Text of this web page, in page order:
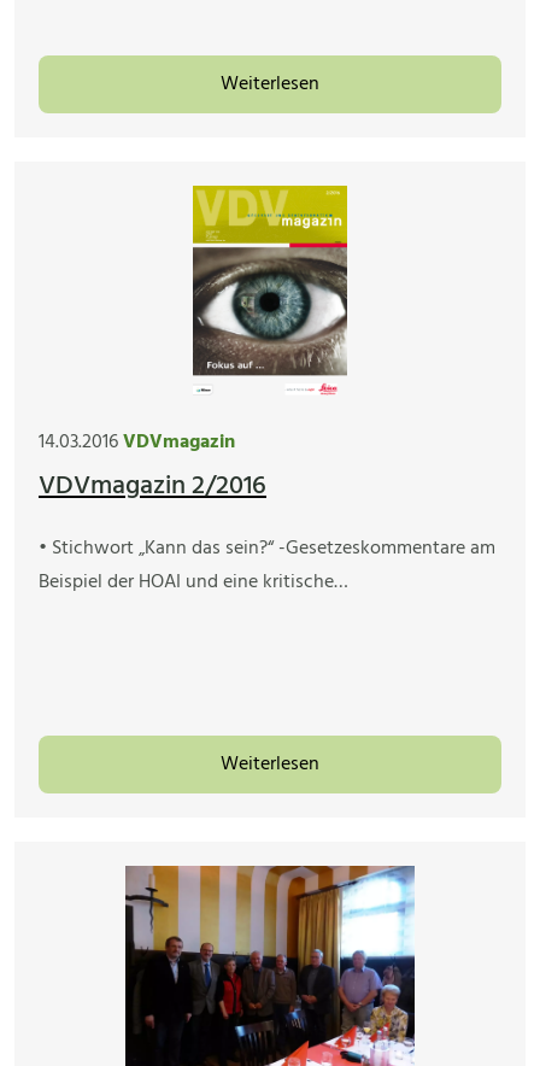
Weiterlesen
14.03.2016VDVmagazin
VDVmagazin 2/2016
• Stichwort „Kann das sein?“ -Gesetzeskommentare am
Beispiel der HOAI und eine kritische…
Weiterlesen